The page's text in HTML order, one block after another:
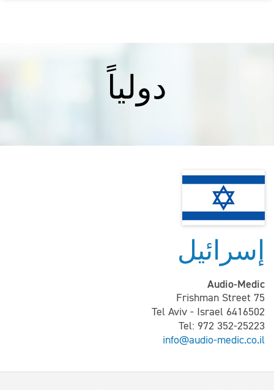
دولياً
إسرائيل
Audio-Medic
75 Frishman Street
Tel Aviv - Israel 6416502
Tel: 972 352-25223
info@audio-medic.co.il